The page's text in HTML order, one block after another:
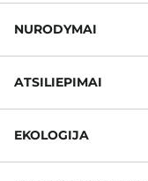
NURODYMAI
ATSILIEPIMAI
EKOLOGIJA